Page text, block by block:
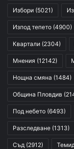
Избори (5021)
Изпод тепето (4900)
Квартали (2304)
Мнения (12142)
Нощна смяна (1484)
Община Пловдив
Под небето (6493)
Разследване (1313)
Съд (2912)